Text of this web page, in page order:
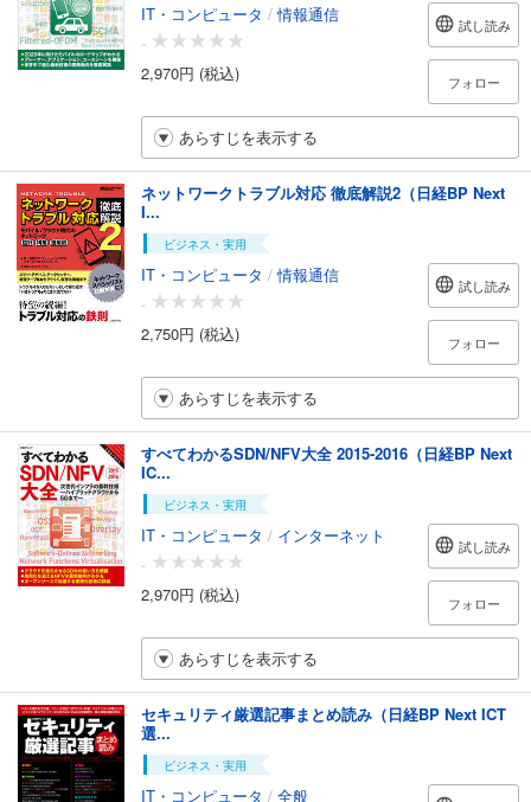
IT・コンピュータ /情報通信
-
2,970円 (税込)
試し読み
フォロー
あらすじを表示する
ネットワークトラブル対応 徹底解説2（日経BP Next
I...
ビジネス・実用
IT・コンピュータ /情報通信
-
2,750円 (税込)
試し読み
フォロー
あらすじを表示する
すべてわかるSDN/NFV大全 2015-2016（日経BP Next
IC...
ビジネス・実用
IT・コンピュータ / インターネット
-
2,970円 (税込)
試し読み
フォロー
あらすじを表示する
セキュリティ厳選記事まとめ読み（日経BP Next ICT
選...
ビジネス・実用
IT・コンピュータ / 全般